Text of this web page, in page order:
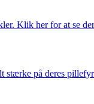
Klik her for at se
stærke på deres